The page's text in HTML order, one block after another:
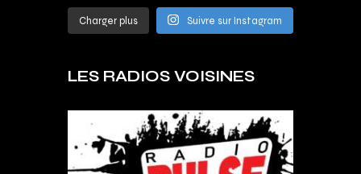
Charger plus Suivre sur Instagram
LES RADIOS VOISINES